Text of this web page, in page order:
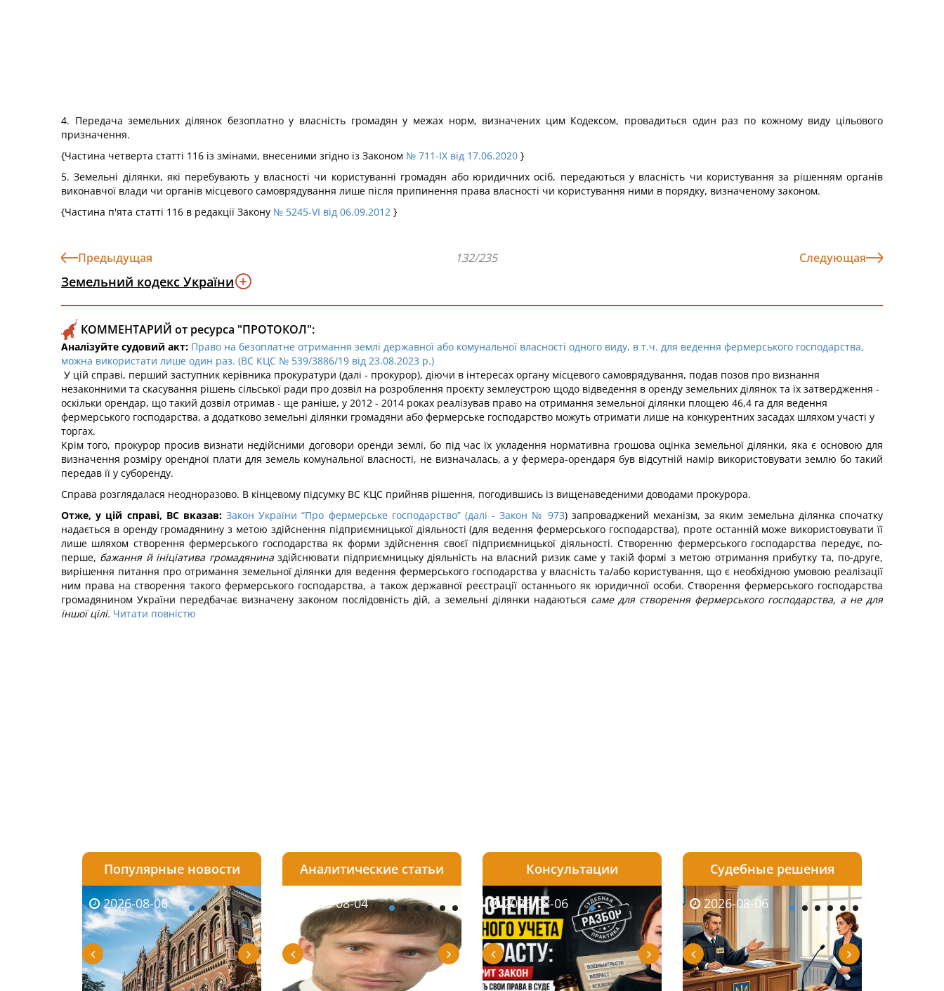
4. Передача земельних ділянок безоплатно у власність громадян у межах норм, визначених цим Кодексом, провадиться один раз по кожному виду цільового
призначення.
{Частина четверта статті 116 із змінами, внесеними згідно із Законом № 711-IX від 17.06.2020 }
5. Земельні ділянки, які перебувають у власності чи користуванні громадян або юридичних осіб, передаються у власність чи користування за рішенням органів
виконавчої влади чи органів місцевого самоврядування лише після припинення права власності чи користування ними в порядку, визначеному законом.
{Частина п'ята статті 116 в редакції Закону № 5245-VI від 06.09.2012 }
Предыдущая 132/235 Следующая
Земельний кодекс України
КОММЕНТАРИЙ от ресурса "ПРОТОКОЛ":
Аналізуйте судовий акт: Право на безоплатне отримання землі державної або комунальної власності одного виду, в т.ч. для ведення фермерського господарства,
можна використати лише один раз. (ВС КЦС № 539/3886/19 від 23.08.2023 р.)
У цій справі, перший заступник керівника прокуратури (далі - прокурор), діючи в інтересах органу місцевого самоврядування, подав позов про визнання
незаконними та скасування рішень сільської ради про дозвіл на розроблення проєкту землеустрою щодо відведення в оренду земельних ділянок та їх затвердження -
оскільки орендар, що такий дозвіл отримав - ще раніше, у 2012 - 2014 роках реалізував право на отримання земельної ділянки площею 46,4 га для ведення
фермерського господарства, а додатково земельні ділянки громадяни або фермерське господарство можуть отримати лише на конкурентних засадах шляхом участі у
торгах.
Крім того, прокурор просив визнати недійсними договори оренди землі, бо під час їх укладення нормативна грошова оцінка земельної ділянки, яка є основою для
визначення розміру орендної плати для земель комунальної власності, не визначалась, а у фермера-орендаря був відсутній намір використовувати землю бо такий
передав її у суборенду.
Справа розглядалася неодноразово. В кінцевому підсумку ВС КЦС прийняв рішення, погодившись із вищенаведеними доводами прокурора.
Отже, у цій справі, ВС вказав:Закон України “Про фермерське господарство” (далі - Закон № 973) запроваджений механізм, за яким земельна ділянка спочатку
надається в оренду громадянину з метою здійснення підприємницької діяльності (для ведення фермерського господарства), проте останній може використовувати її
лише шляхом створення фермерського господарства як форми здійснення своєї підприємницької діяльності. Створенню фермерського господарства передує, по-
перше, бажання й ініціатива громадяниназдійснювати підприємницьку діяльність на власний ризик саме у такій формі з метою отримання прибутку та, по-друге,
вирішення питання про отримання земельної ділянки для ведення фермерського господарства у власність та/або користування, що є необхідною умовою реалізації
ним права на створення такого фермерського господарства, а також державної реєстрації останнього як юридичної особи. Створення фермерського господарства
громадянином України передбачає визначену законом послідовність дій, а земельні ділянки надаються саме для створення фермерського господарства, а не для
іншої цілі. Читати повністю
Популярные новости
2026-08-06 2026-08-06 2026-08-06 2026-08-05 2026-08-05
Аналитические статьи
2026-08-03 2026-08-04 2026-08-04 2026-08-03 2026-08-03
Консультации
2026-08-05 2026-08-06 2026-08-06 2026-08-06
Судебные решения
2026-07-30 2026-08-06